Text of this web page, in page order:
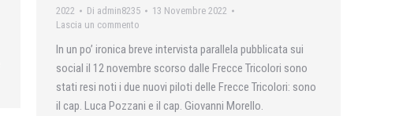
2022 Di admin8235
13 Novembre 2022
Lascia un commento
In un po’ ironica breve intervista parallela pubblicata sui
social il 12 novembre scorso dalle Frecce Tricolori sono
stati resi noti i due nuovi piloti delle Frecce Tricolori: sono
il cap. Luca Pozzani e il cap. Giovanni Morello.